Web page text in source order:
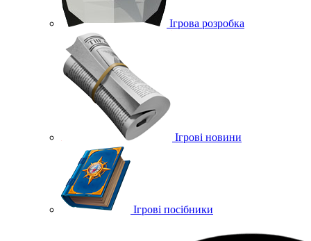
Ігрова розробка
Ігрові новини
Ігрові посібники